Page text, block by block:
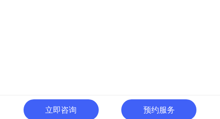
立即咨询 预约服务